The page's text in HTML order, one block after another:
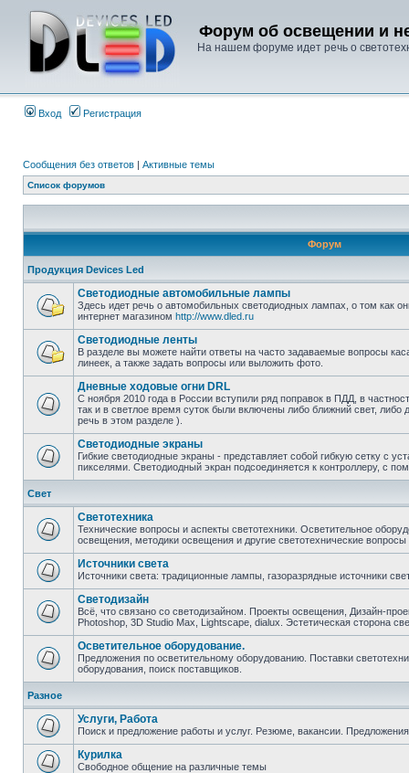
Форум об освещении и
На нашем форуме идет речь о
Вход Регистрация
Сообщения без ответов | Активные темы
Список форумов
Форум
Продукция Devices Led
Светодиодные автомобильные лампы
Здесь идет речь о автомобильных светодиодных лампах, о том как
интернет магазином http://www.dled.ru
Светодиодные ленты
В разделе вы можете найти ответы на часто задаваемые вопросы
линеек, а также задать вопросы или выложить фото.
Дневные ходовые огни DRL
С ноября 2010 года в России вступили ряд поправок в ПДД, в
так и в светлое время суток были включены либо ближний свет, либо
речь в этом разделе ).
Светодиодные экраны
Гибкие светодиодные экраны - представляет собой гибкую сетку с
пикселями. Светодиодный экран подсоединяется к контроллеру, с
Свет
Светотехника
Технические вопросы и аспекты светотехники. Осветительное
освещения, методики освещения и другие светотехнические вопросы
Источники света
Источники света: традиционные лампы, газоразрядные источники
Светодизайн
Всё, что связано со светодизайном. Проекты освещения, Дизайн-
Photoshop, 3D Studio Max, Lightscape, dialux. Эстетическая сторона
Осветительное оборудование.
Предложения по осветительному оборудованию. Поставки
оборудования, поиск поставщиков.
Разное
Услуги, Работа
Поиск и предложение работы и услуг. Резюме, вакансии.
Курилка
Свободное общение на различные темы